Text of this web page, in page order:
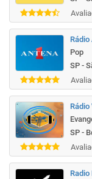
Rádio
Pop
SP -
SP -